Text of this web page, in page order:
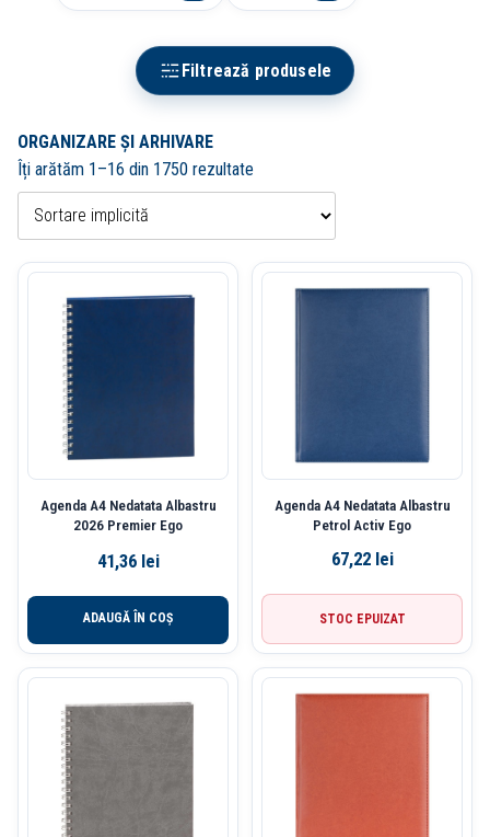
Filtrează produsele
ORGANIZARE ȘI ARHIVARE
Îți arătăm 1–16 din 1750 rezultate
Agenda A4 Nedatata Albastru
2026 Premier Ego
41,36 lei
ADAUGĂ ÎN COȘ
Agenda A4 Nedatata Albastru
Petrol Activ Ego
67,22 lei
STOC EPUIZAT